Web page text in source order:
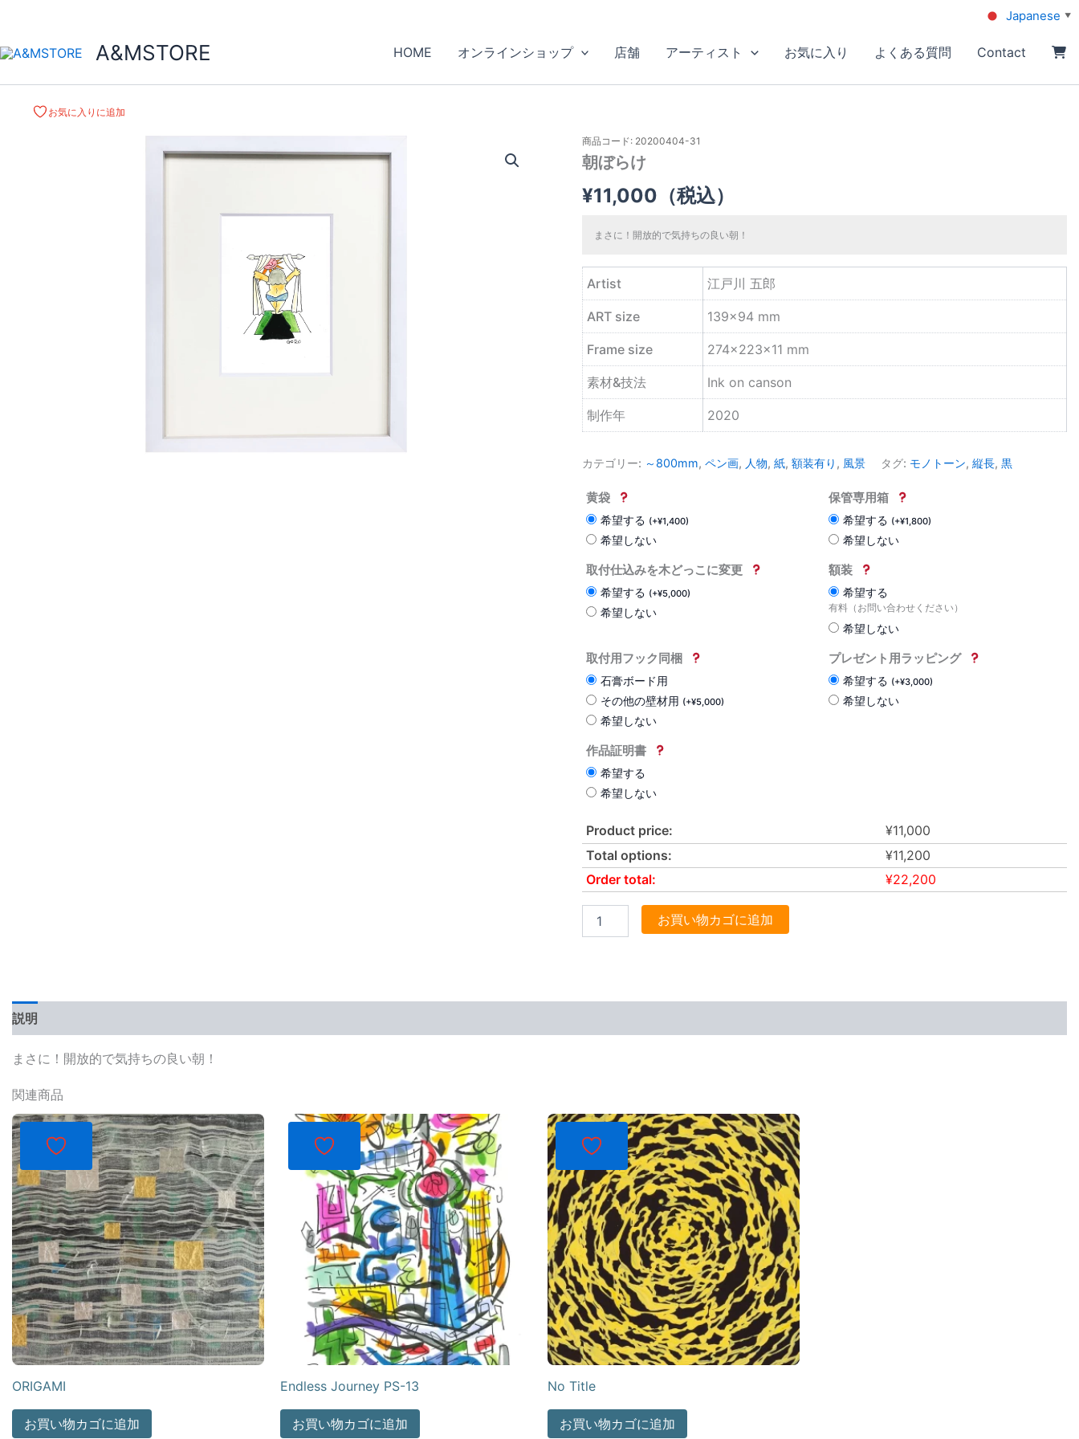
A&MSTORE HOME オンラインショップ 店舗 アーティスト お気に入り よくある質問 Contact
お気に入りに追加
商品コード: 20200404-31
朝ぼらけ
¥11,000 （税込）
まさに！開放的で気持ちの良い朝！
Artist 江戸川 五郎
ART size 139×94 mm
Frame size 274×223×11 mm
素材&技法 Ink on canson
制作年 2020
カテゴリー: ～800mm, ペン画, 人物, 紙, 額装有り , 風景 タグ: モノトーン, 縦長, 黒
黄袋
希望する (+¥1,400)
希望しない
保管専用箱
希望する (+¥1,800)
希望しない
取付仕込みを木どっこに変更
希望する (+¥5,000)
希望しない
額装
希望する
有料（お問い合わせください）
希望しない
取付用フック同梱
石膏ボード用
その他の壁材用 (+¥5,000)
希望しない
プレゼント用ラッピング
希望する (+¥3,000)
希望しない
作品証明書
希望する
希望しない
Product price: ¥11,000
Total options:
¥11,200
Order total:
¥22,200
お買い物カゴに追加
説明
まさに！開放的で気持ちの良い朝！
関連商品
ORIGAMI
お買い物カゴに追加
Endless Journey PS-13
お買い物カゴに追加
No Title
お買い物カゴに追加
Japanese ▼